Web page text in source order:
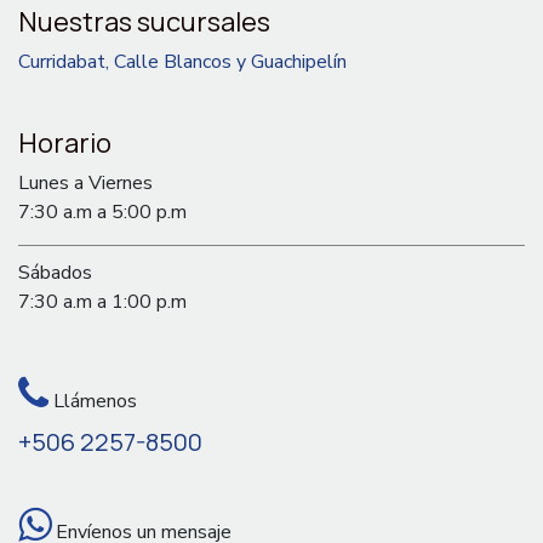
Nuestras sucursales
Curridabat, Calle Blancos y Guachipelín
Horario
Lunes a Viernes
7:30 a.m a 5:00 p.m
Sábados
7:30 a.m a 1:00 p.m
Llámenos
+506 2257-8500
Envíenos un mensaje